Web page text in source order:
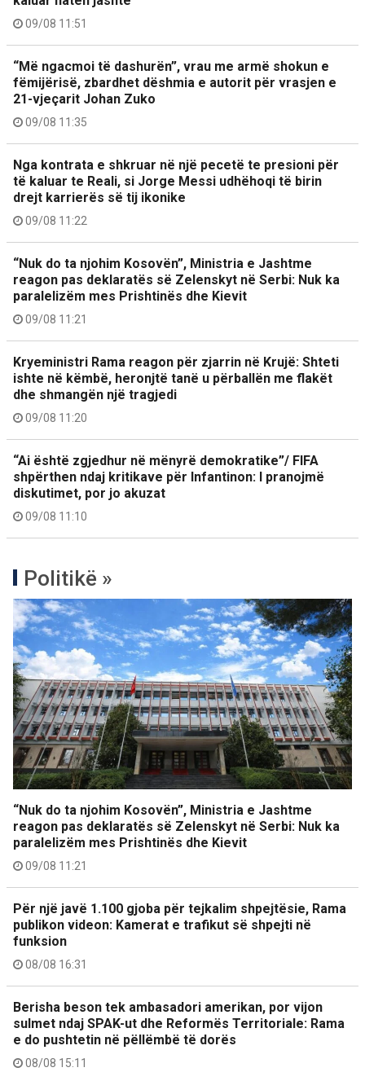
09/08 11:51
“Më ngacmoi të dashurën”, vrau me armë shokun e
fëmijërisë, zbardhet dëshmia e autorit për vrasjen e
21-vjeçarit Johan Zuko
09/08 11:35
Nga kontrata e shkruar në një pecetë te presioni për
të kaluar te Reali, si Jorge Messi udhëhoqi të birin
drejt karrierës së tij ikonike
09/08 11:22
“Nuk do ta njohim Kosovën”, Ministria e Jashtme
reagon pas deklaratës së Zelenskyt në Serbi: Nuk ka
paralelizëm mes Prishtinës dhe Kievit
09/08 11:21
Kryeministri Rama reagon për zjarrin në Krujë: Shteti
ishte në këmbë, heronjtë tanë u përballën me flakët
dhe shmangën një tragjedi
09/08 11:20
“Ai është zgjedhur në mënyrë demokratike”/ FIFA
shpërthen ndaj kritikave për Infantinon: I pranojmë
diskutimet, por jo akuzat
09/08 11:10
Politikë »
“Nuk do ta njohim Kosovën”, Ministria e Jashtme
reagon pas deklaratës së Zelenskyt në Serbi: Nuk ka
paralelizëm mes Prishtinës dhe Kievit
09/08 11:21
Për një javë 1.100 gjoba për tejkalim shpejtësie, Rama
publikon videon: Kamerat e trafikut së shpejti në
funksion
08/08 16:31
Berisha beson tek ambasadori amerikan, por vijon
sulmet ndaj SPAK-ut dhe Reformës Territoriale: Rama
e do pushtetin në pëllëmbë të dorës
08/08 15:11